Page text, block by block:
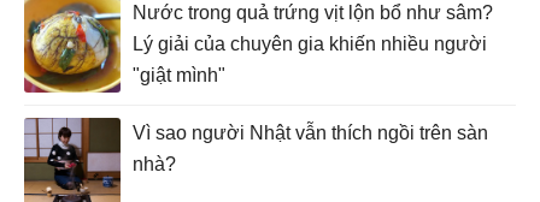
Nước trong quả trứng vịt lộn bổ như sâm?
Lý giải của chuyên gia khiến nhiều người
"giật mình"
Vì sao người Nhật vẫn thích ngồi trên sàn
nhà?